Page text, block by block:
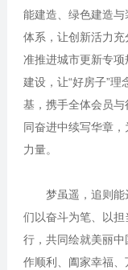
能建造、绿色建造
体系，让创新活力
准推进城市更新专
建设，让“好房子”
基，携手全体会员
同奋进中续写华章
力量。
梦虽遥，追则能
们以奋斗为笔、以
行，共同绘就美丽
作顺利、阖家幸福、